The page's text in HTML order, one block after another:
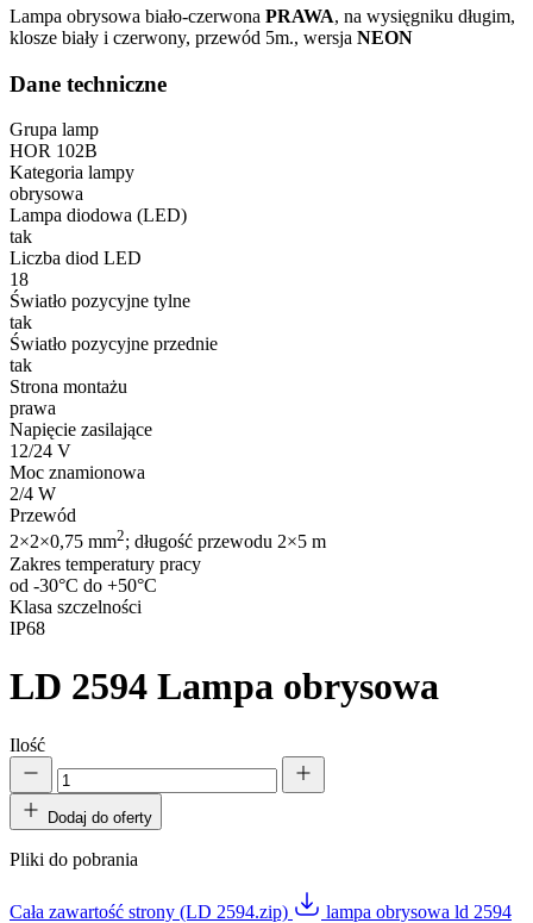
Lampa obrysowa biało-czerwona PRAWA, na wysięgniku długim,
klosze biały i czerwony, przewód 5m., wersja NEON
Dane techniczne
Grupa lamp
HOR 102B
Kategoria lampy
obrysowa
Lampa diodowa (LED)
tak
Liczba diod LED
18
Światło pozycyjne tylne
tak
Światło pozycyjne przednie
tak
Strona montażu
prawa
Napięcie zasilające
12/24 V
Moc znamionowa
2/4 W
Przewód
2×2×0,75 mm2; długość przewodu 2×5 m
Zakres temperatury pracy
od -30°C do +50°C
Klasa szczelności
IP68
LD 2594 Lampa obrysowa
Ilość
Dodaj do oferty
Pliki do pobrania
Cała zawartość strony (LD 2594.zip)
lampa obrysowa ld 2594